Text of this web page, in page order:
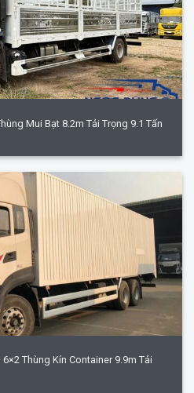
Mui Bạt 8.2m Tải Trọng 9.1 Tấn
Thùng Kín Container 9.9m Tải